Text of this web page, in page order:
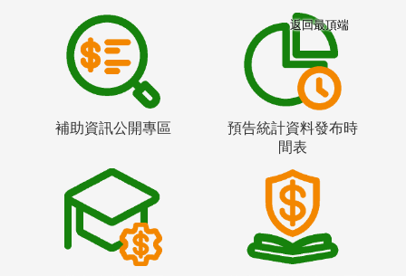
補助資訊公開專區
預告統計資料發布時
間表
返回最頂端